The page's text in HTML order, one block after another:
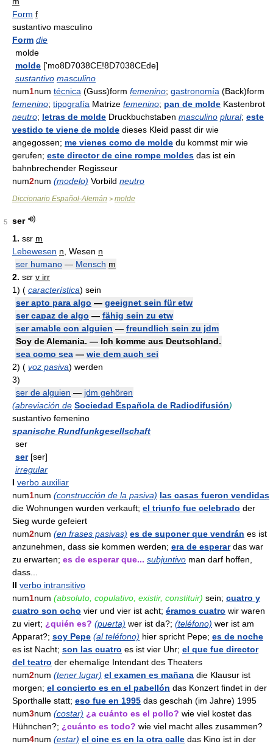
Form f
sustantivo masculino
Form die
molde
molde ['mo8D7038CE!8D7038CEde]
sustantivo masculino
num1num técnica (Guss)form femenino; gastronomía (Back)form
femenino; tipografía Matrize femenino; pan de molde Kastenbrot
neutro; letras de molde Druckbuchstaben masculino plural; este
vestido te viene de molde dieses Kleid passt dir wie
angegossen; me vienes como de molde du kommst mir wie
gerufen; este director de cine rompe moldes das ist ein
bahnbrechender Regisseur
num2num (modelo) Vorbild neutro
Diccionario Español-Alemán > molde
5
ser
1. sɛr m
Lebewesen n , Wesen n
ser humano — Mensch m
2. sɛr v irr
1) ( característica) sein
ser apto para algo — geeignet sein für etw
ser capaz de algo — fähig sein zu etw
ser amable con alguien — freundlich sein zu jdm
Soy de Alemania. — Ich komme aus Deutschland.
sea como sea — wie dem auch sei
2) ( voz pasiva) werden
3)
ser de alguien — jdm gehören
(abreviación de Sociedad Española de Radiodifusión)
sustantivo femenino
spanische Rundfunkgesellschaft
ser
ser[ser]
irregular
I verbo auxiliar
num1num (construcción de la pasiva) las casas fueron vendidas
die Wohnungen wurden verkauft; el triunfo fue celebrado der
Sieg wurde gefeiert
num2num (en frases pasivas) es de suponer que vendrán es ist
anzunehmen, dass sie kommen werden; era de esperardas war
zu erwarten; es de esperar que... subjuntivo man darf hoffen,
dass...
II verbo intransitivo
num1num (absoluto, copulativo, existir, constituir) sein; cuatro y
cuatro son ocho vier und vier ist acht; éramos cuatro wir waren
zu viert; ¿quién es? (puerta) wer ist da?; (teléfono) wer ist am
Apparat?; soy Pepe (al teléfono) hier spricht Pepe; es de noche
es ist Nacht; son las cuatro es ist vier Uhr; el que fue director
del teatro der ehemalige Intendant des Theaters
num2num (tener lugar) el examen es mañana die Klausur ist
morgen; el concierto es en el pabellón das Konzert findet in der
Sporthalle statt; eso fue en 1995 das geschah (im Jahre) 1995
num3num (costar) ¿a cuánto es el pollo? wie viel kostet das
Hühnchen?; ¿cuánto es todo? wie viel macht alles zusammen?
num4num (estar) el cine es en la otra calle das Kino ist in der